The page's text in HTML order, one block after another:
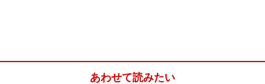
あわせて読みたい